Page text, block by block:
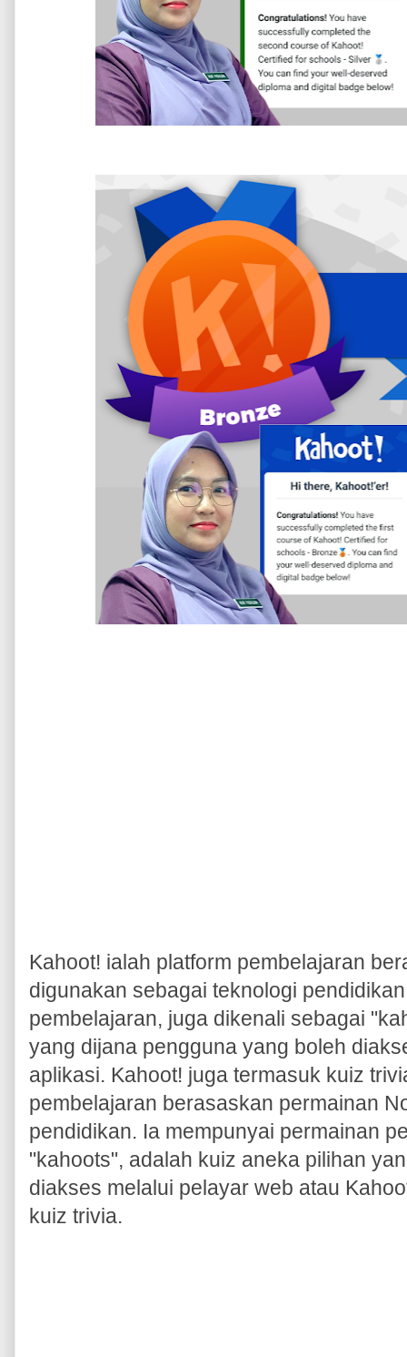
Kahoot! ialah platform pembelajaran
digunakan sebagai teknologi
pembelajaran, juga dikenali sebagai
yang dijana pengguna yang boleh
aplikasi. Kahoot! juga termasuk kuiz
pembelajaran berasaskan permainan
pendidikan. Ia mempunyai permainan
"kahoots", adalah kuiz aneka pilihan
diakses melalui pelayar web atau
kuiz trivia.